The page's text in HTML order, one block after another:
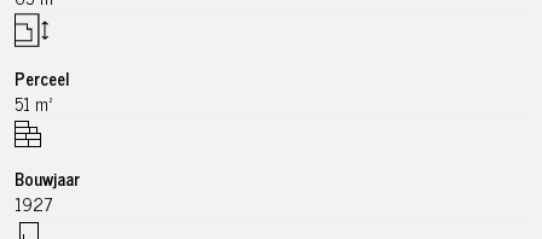
Perceel
51 m²
Bouwjaar
1927